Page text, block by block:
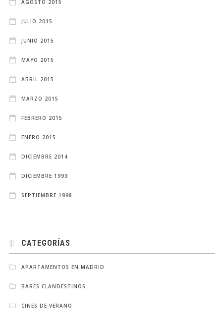
AGOSTO 2015
JULIO 2015
JUNIO 2015
MAYO 2015
ABRIL 2015
MARZO 2015
FEBRERO 2015
ENERO 2015
DICIEMBRE 2014
DICIEMBRE 1999
SEPTIEMBRE 1998
CATEGORÍAS
APARTAMENTOS EN MADRID
BARES CLANDESTINOS
CINES DE VERANO